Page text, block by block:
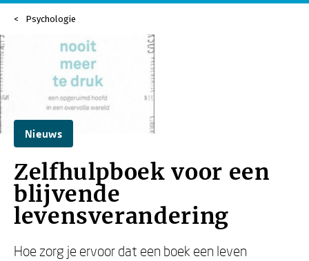
Psychologie
Nieuws
Zelfhulpboek voor een
blijvende
levensverandering
Hoe zorg je ervoor dat een boek een leven